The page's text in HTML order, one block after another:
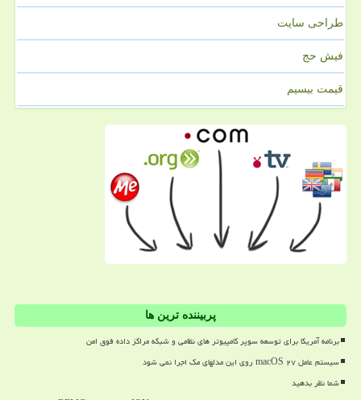
طراحی سایت
فیش حج
قیمت بیسیم
پربیننده ترین ها
برنامه آمریکا برای توسعه سوپر کامپیوتر های نظامی و شبکه مراکز داده فوق امن
سیستم عامل macOS ۲۷ روی این مدلهای مک اجرا نمی شود
شما نظر بدهید